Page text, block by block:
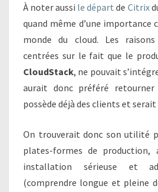
À noter aussi le départ de Citrix
quand même d’une
monde du cloud. Les
centrées sur le fait que le
CloudStack, ne pouvait
aurait donc préféré
possède déjà des clients et
On trouverait donc son utilité
plates-formes de production,
installation sérieuse et
(comprendre longue et pleine